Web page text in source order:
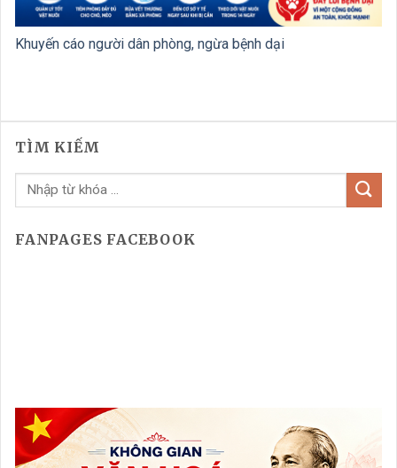
Khuyến cáo người dân phòng, ngừa bệnh dại
TÌM KIẾM
FANPAGES FACEBOOK